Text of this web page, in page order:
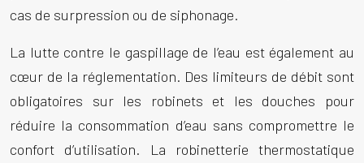
cas de surpression ou de siphonage.
La lutte contre le gaspillage de l’eau est également au
cœur de la réglementation. Des limiteurs de débit sont
obligatoires sur les robinets et les douches pour
réduire la consommation d’eau sans compromettre le
confort d’utilisation. La robinetterie thermostatique